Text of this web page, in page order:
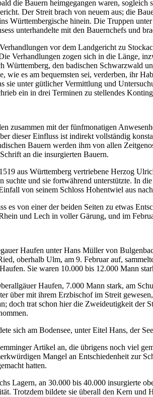
die Bauern heimgegangen waren,
Der Streit brach von neuem aus; die
Württembergische hinein. Die Truppen
unterhandelte mit den Bauernchefs und
vor dem Landgericht zu
Verhandlungen zogen sich in die Länge,
Württemberg, den badischen Schwarzwald
wie es am bequemsten sei, verderben, ihr
sie unter gütlicher Vermittlung und
ein in drei Terminen zu stellendes
zusammen mit der fünfmonatigen
dieser Einfluss ist indirekt vollständig
Bauern werden ihm von allen
an die insurgierten Bauern.
aus Württemberg vertriebene Herzog
suchte und sie fortwährend unterstützte. In
von seinem Schloss Hohentwiel aus
es von einer der beiden Seiten zu etwas
und Lech in voller Gärung, und im
Haufen unter Hans Müller von
oberhalb Ulm, am 9. Februar auf,
Sie waren 10.000 bis 12.000 Mann
Haufen, 7.000 Mann stark, am
über mit ihrem Erzbischof im Streit
doch trat schon hier die Zweideutigkeit
sich am Bodensee, unter Eitel Hans, der
Artikel an, die übrigens noch viel
Mangel an Entschiedenheit zur
hatten.
Lagern, an 30.000 bis 40.000 insurgierte
Trotzdem bildete sie überall den Kern und